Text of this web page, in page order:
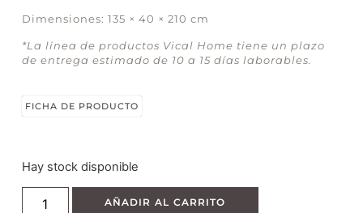
Dimensiones: 135 × 40 × 210 cm
*La línea de productos Vical Home tiene un plazo
de entrega estimado de 10 a 15 días laborables.
FICHA DE PRODUCTO
Hay stock disponible
AÑADIR AL CARRITO